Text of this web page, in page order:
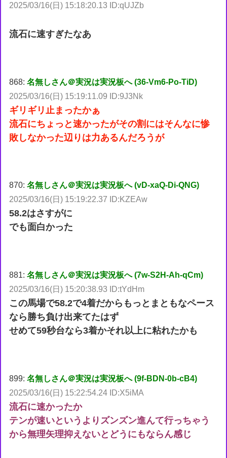
2025/03/16(日) 15:18:20.13 ID:qUJZb
流石に速すぎたなあ
868:名無しさん＠実況は実況板へ (36-Vm6-Po-TiD)
2025/03/16(日) 15:19:11.09 ID:9J3Nk
ギリギリ止まったかぁ
流石にちょっと速かったがその割にはそんなに惨
敗しなかった辺りは力あるんだろうが
870:名無しさん＠実況は実況板へ (vD-xaQ-Di-QNG)
2025/03/16(日) 15:19:22.37 ID:KZEAw
58.2はさすがに
でも面白かった
881:名無しさん＠実況は実況板へ (7w-S2H-Ah-qCm)
2025/03/16(日) 15:20:38.93 ID:tYdHm
この馬場で58.2で4着だからもっとまともなペース
なら勝ち負け出来てたはず
せめて59秒台なら3着かそれ以上に粘れたかも
899:名無しさん＠実況は実況板へ (9f-BDN-0b-cB4)
2025/03/16(日) 15:22:54.24 ID:X5iMA
流石に速かったか
テンが速いというよりズンズン進んて行っちゃう
から無理矢理抑えないとどうにもならん感じ